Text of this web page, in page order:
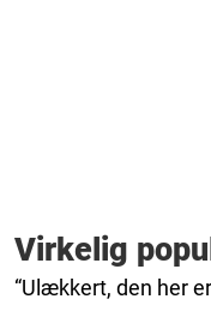
Virkelig
“Ulækkert, den her